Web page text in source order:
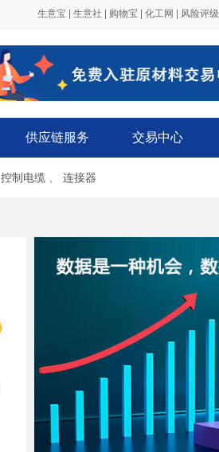
生意宝 生意社 购物宝 化工网 风险评级
供应链服务 交易中心
控制电缆 连接器